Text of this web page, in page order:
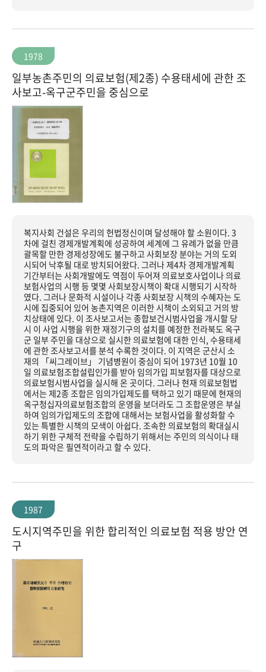
1978
일부농촌주민의 의료보험(제2종) 수용태세에 관한 조
사보고-옥구군주민을 중심으로
복지사회 건설은 우리의 헌법정신이며 달성해야 할 소원이다. 3
차에 걸친 경제개발계획에 성공하여 세계에 그 유례가 없을 만큼
괄목할 만한 경제성장에도 불구하고 사회보장 분야는 거의 도외
시되어 낙후될 대로 방치되어왔다. 그러나 제4차 경제개발계획
기간부터는 사회개발에도 역점이 두어져 의료보호사업이나 의료
보험사업의 시행 등 몇몇 사회보장시책이 확대 시행되기 시작하
였다. 그러나 문화적 시설이나 각종 사회보장 시책의 수혜자는 도
시에 집중되어 있어 농촌지역은 이러한 시책이 소외되고 거의 방
치상태에 있다. 이 조사보고서는 종합보건시범사업을 개시할 당
시 이 사업 시행을 위한 재정기구의 설치를 예정한 전라북도 옥구
군 일부 주민을 대상으로 실시한 의료보험에 대한 인식, 수용태세
에 관한 조사보고서를 분석 수록한 것이다. 이 지역은 군산시 소
재의 「씨그레이브」 기념병원이 중심이 되어 1973년 10월 10
일 의료보험조합설립인가를 받아 임의가입 피보험자를 대상으로
의료보험시범사업을 실시해 온 곳이다. 그러나 현재 의료보험법
에서는 제2종 조합은 임의가입제도를 택하고 있기 때문에 현재의
옥구청십자의료보험조합의 운영을 보더라도 그 조합운영은 부실
하여 임의가입제도의 조합에 대해서는 보험사업을 활성화할 수
있는 특별한 시책의 모색이 아쉽다. 조속한 의료보험의 확대실시
하기 위한 구체적 전략을 수립하기 위해서는 주민의 의식이나 태
도의 파악은 필연적이라고 할 수 있다.
1987
도시지역주민을 위한 합리적인 의료보험 적용 방안 연
구